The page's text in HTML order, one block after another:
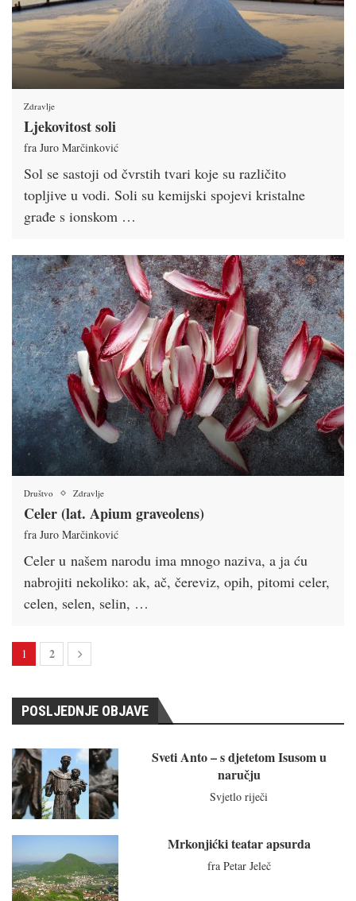
Zdravlje
Ljekovitost soli
fra Juro Marčinković
Sol se sastoji od čvrstih tvari koje su različito
topljive u vodi. Soli su kemijski spojevi kristalne
građe s ionskom …
Društvo Zdravlje
Celer (lat. Apium graveolens)
fra Juro Marčinković
Celer u našem narodu ima mnogo naziva, a ja ću
nabrojiti nekoliko: ak, ač, čereviz, opih, pitomi celer,
celen, selen, selin, …
1 2
POSLJEDNJE OBJAVE
Sveti Anto – s djetetom Isusom u
naručju
Svjetlo riječi
Mrkonjićki teatar apsurda
fra Petar Jeleč